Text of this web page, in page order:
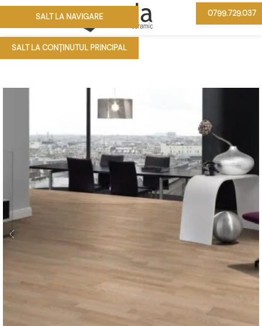
SALT LA NAVIGARE
SALT LA CONȚINUTUL PRINCIPAL
0799.729.037